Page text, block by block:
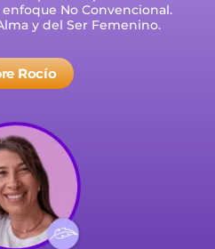
No Convencional.
y del Ser Femenino.
Rocío